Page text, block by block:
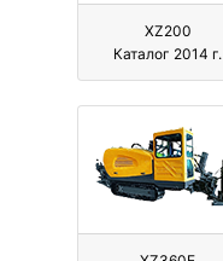
XZ200
Каталог 2014 г.